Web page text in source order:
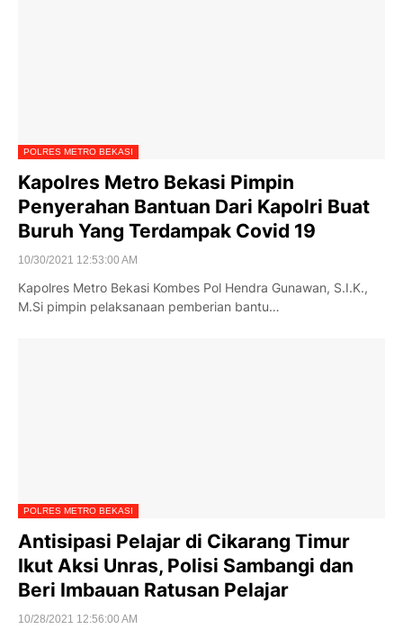
POLRES METRO BEKASI
Kapolres Metro Bekasi Pimpin
Penyerahan Bantuan Dari Kapolri Buat
Buruh Yang Terdampak Covid 19
10/30/2021 12:53:00 AM
Kapolres Metro Bekasi Kombes Pol Hendra Gunawan, S.I.K.,
M.Si pimpin pelaksanaan pemberian bantu…
POLRES METRO BEKASI
Antisipasi Pelajar di Cikarang Timur
Ikut Aksi Unras, Polisi Sambangi dan
Beri Imbauan Ratusan Pelajar
10/28/2021 12:56:00 AM